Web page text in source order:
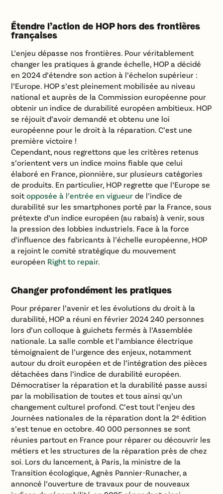
Étendre l’action de HOP hors des frontières
françaises
L’enjeu dépasse nos frontières. Pour véritablement
changer les pratiques à grande échelle, HOP a décidé
en 2024 d’étendre son action à l’échelon supérieur :
l’Europe. HOP s’est pleinement mobilisée au niveau
national et auprès de la Commission européenne pour
obtenir un indice de durabilité européen ambitieux. HOP
se réjouit d’avoir demandé et obtenu une loi
européenne pour le droit à la réparation. C’est une
première victoire !
Cependant, nous regrettons que les critères retenus
s’orientent vers un indice moins fiable que celui
élaboré en France, pionnière, sur plusieurs catégories
de produits. En particulier, HOP regrette que l’Europe se
soitopposée à l’entrée en vigueur de l’indice de
durabilité sur les smartphones porté par la France, sous
prétexte d’un indice européen (au rabais) à venir, sous
la pression des lobbies industriels. Face à la force
d’influence des fabricants à l’échelle européenne, HOP
a rejoint le comité stratégique du mouvement
européen Right to repair.
Changer profondément les pratiques
Pour préparer l’avenir et les évolutions du droit à la
durabilité, HOP a réuni en février 2024 240 personnes
lors d’un colloque à guichets fermés à l’Assemblée
nationale. La salle comble et l’ambiance électrique
témoignaient de l’urgence des enjeux, notamment
autour du droit européen et de l’intégration des pièces
détachées dans l’indice de durabilité européen.
Démocratiser la réparation et la durabilité passe aussi
par la mobilisation de toutes et tous ainsi qu’un
changement culturel profond. C’est tout l’enjeu des
Journées nationales de la réparation dont la 2ᵉ édition
s’est tenue en octobre. 40 000 personnes se sont
réunies partout en France pour réparer ou découvrir les
métiers et les structures de la réparation près de chez
soi. Lors du lancement, à Paris, la ministre de la
Transition écologique, Agnès Pannier-Runacher, a
annoncé l’ouverture de travaux pour de nouveaux